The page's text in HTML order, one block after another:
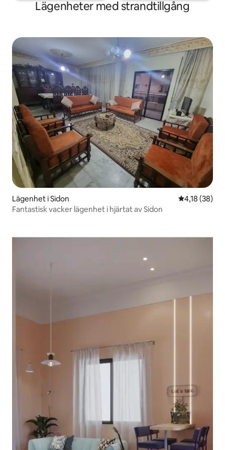
Lägenheter med strandtillgång
Lägenhet i Sidon 4,18 av 5 i
4,18 (38)
Fantastisk vacker lägenhet i hjärtat av Sidon